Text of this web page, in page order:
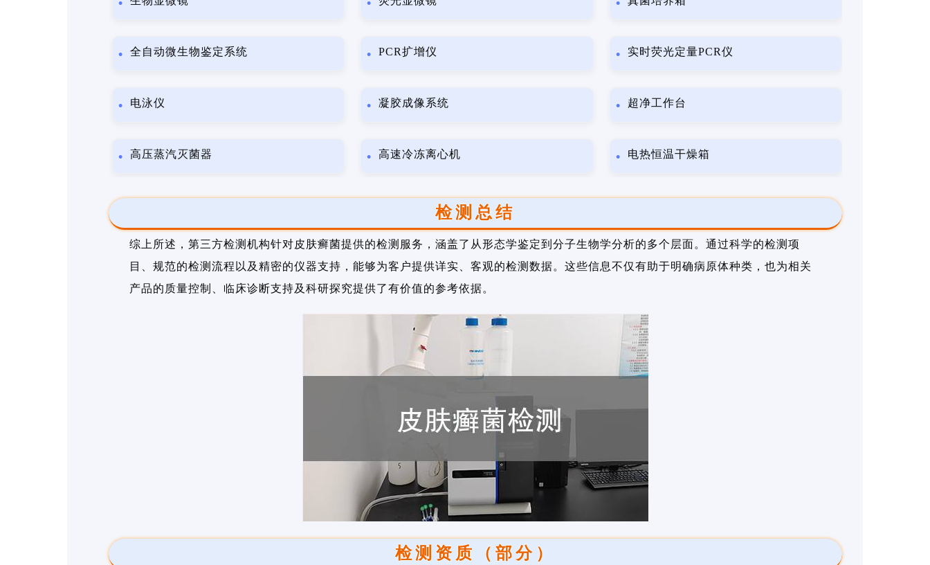
全自动微生物鉴定系统 PCR扩增仪 实时荧光定量PCR仪
电泳仪 凝胶成像系统 超净工作台
高压蒸汽灭菌器 高速冷冻离心机 电热恒温干燥箱
检测总结
综上所述，第三方检测机构针对皮肤癣菌提供的检测服务，涵盖了从形态学鉴定到分子生物学分析的多个层面。通过科学的检测项
目、规范的检测流程以及精密的仪器支持，能够为客户提供详实、客观的检测数据。这些信息不仅有助于明确病原体种类，也为相关
产品的质量控制、临床诊断支持及科研探究提供了有价值的参考依据。
检测资质（部分）